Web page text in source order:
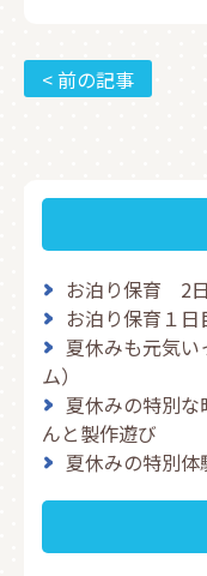
< 前の記事
お泊り保育 2
お泊り保育１日
夏休みも元気
ム）
夏休みの特別
んと製作遊び
夏休みの特別